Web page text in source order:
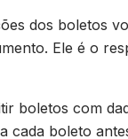
dos boletos
Ele é o
boletos com
cada boleto